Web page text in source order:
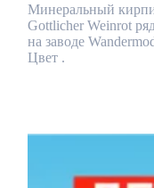
Gottlicher
Weinrot
рядовой
290x50x90
Минеральный
Gottlicher Weinrot
на заводе
Цвет .